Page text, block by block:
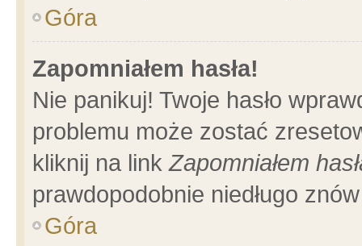
Góra
Zapomniałem hasła!
Nie panikuj! Twoje hasło
problemu może zostać
kliknij na linkZapomniałem
prawdopodobnie niedługo
Góra